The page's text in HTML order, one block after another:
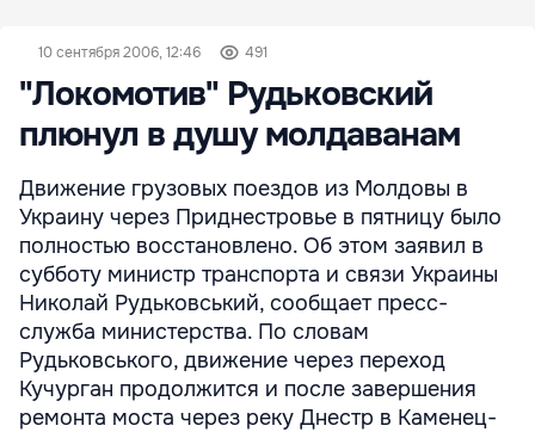
10 сентября 2006, 12:46 491
"Локомотив" Рудьковский
плюнул в душу молдаванам
Движение грузовых поездов из Молдовы в
Украину через Приднестровье в пятницу было
полностью восстановлено. Об этом заявил в
субботу министр транспорта и связи Украины
Николай Рудьковський, сообщает пресс-
служба министерства. По словам
Рудьковського, движение через переход
Кучурган продолжится и после завершения
ремонта моста через реку Днестр в Каменец-